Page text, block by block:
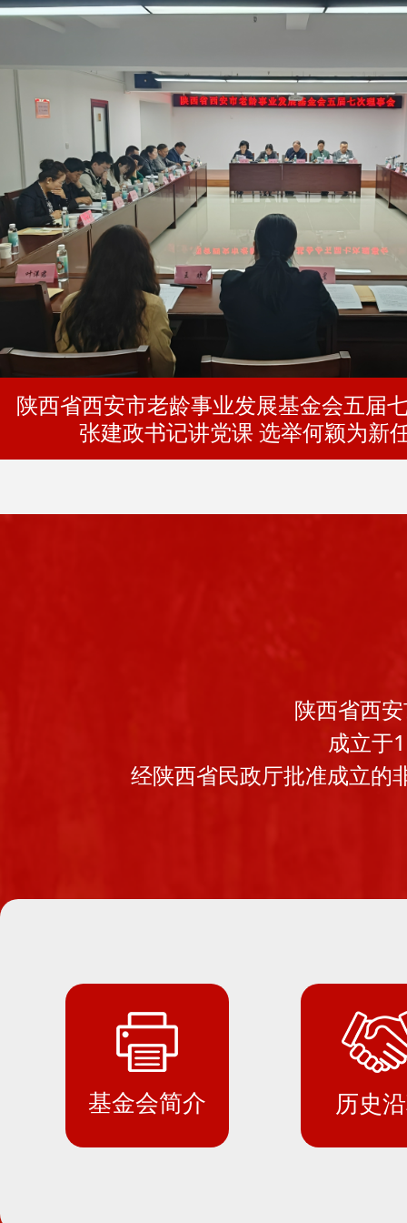
陕西省西安市老龄事业发展基金会五届
张建政书记讲党课 选举何颖为新
陕西省西
成立于
经陕西省民政厅批准成立的
基金会简介 历史